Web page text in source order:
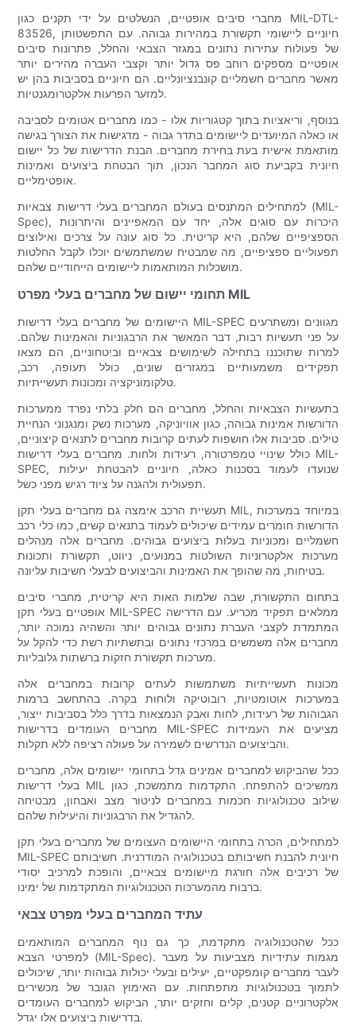
מחברי סיבים אופטיים, הנשלטים על ידי תקנים כגון MIL-DTL-
83526, חיוניים ליישומי תקשורת במהירות גבוהה. עם התפשטותן
של פעולות עתירות נתונים במגזר הצבאי והחלל, פתרונות סיבים
אופטיים מספקים רוחב פס גדול יותר וקצבי העברה מהירים יותר
מאשר מחברים חשמליים קונבנציונליים. הם חיוניים בסביבות בהן יש
למזער הפרעות אלקטרומגנטיות.
בנוסף, וריאציות בתוך קטגוריות אלו - כמו מחברים אטומים לסביבה
או כאלה המיועדים ליישומים בתדר גבוה - מדגישות את הצורך בגישה
מותאמת אישית בעת בחירת מחברים. הבנת הדרישות של כל יישום
חיונית בקביעת סוג המחבר הנכון, תוך הבטחת ביצועים ואמינות
אופטימליים.
למתחילים המתנסים בעולם המחברים בעלי דרישות צבאיות (MIL-
Spec), היכרות עם סוגים אלה, יחד עם המאפיינים והיתרונות
הספציפיים שלהם, היא קריטית. כל סוג עונה על צרכים ואילוצים
תפעוליים ספציפיים, מה שמבטיח שמשתמשים יוכלו לקבל החלטות
מושכלות המותאמות ליישומים הייחודיים שלהם.
תחומי יישום של מחברים בעלי מפרט MIL
היישומים של מחברים בעלי דרישות MIL-SPEC מגוונים ומשתרעים
על פני תעשיות רבות, דבר המאשר את הרבגוניות והאמינות שלהם.
למרות שתוכננו בתחילה לשימושים צבאיים וביטחוניים, הם מצאו
תפקידים משמעותיים במגזרים שונים, כולל תעופה, רכב,
טלקומוניקציה ומכונות תעשייתיות.
בתעשיות הצבאיות והחלל, מחברים הם חלק בלתי נפרד ממערכות
הדורשות אמינות גבוהה, כגון אוויוניקה, מערכות נשק ומנגנוני הנחיית
טילים. סביבות אלו חושפות לעתים קרובות מחברים לתנאים קיצוניים,
כולל שינויי טמפרטורה, רעידות ולחות. מחברים בעלי דרישות MIL-
SPEC, שנועדו לעמוד בסכנות כאלה, חיוניים להבטחת יעילות
תפעולית ולהגנה על ציוד רגיש מפני כשל.
תעשיית הרכב אימצה גם מחברים בעלי תקן MIL, במיוחד במערכות
הדורשות חומרים עמידים שיכולים לעמוד בתנאים קשים, כמו כלי רכב
חשמליים ומכוניות בעלות ביצועים גבוהים. מחברים אלה מנהלים
מערכות אלקטרוניות השולטות במנועים, ניווט, תקשורת ותכונות
בטיחות, מה שהופך את האמינות והביצועים לבעלי חשיבות עליונה.
בתחום התקשורת, שבה שלמות האות היא קריטית, מחברי סיבים
אופטיים בעלי תקן MIL-SPEC ממלאים תפקיד מכריע. עם הדרישה
המתמדת לקצבי העברת נתונים גבוהים יותר והשהיה נמוכה יותר,
מחברים אלה משמשים במרכזי נתונים ובתשתיות רשת כדי להקל על
מערכות תקשורת חזקות ברשתות גלובליות.
מכונות תעשייתיות משתמשות לעתים קרובות במחברים אלה
במערכות אוטומטיות, רובוטיקה ולוחות בקרה. בהתחשב ברמות
הגבוהות של רעידות, לחות ואבק הנמצאות בדרך כלל בסביבות ייצור,
מחברים העומדים בדרישות MIL-SPEC מציעים את העמידות
והביצועים הנדרשים לשמירה על פעולה רציפה ללא תקלות.
ככל שהביקוש למחברים אמינים גדל בתחומי יישומים אלה, מחברים
בעלי דרישות MIL ממשיכים להתפתח. התקדמות מתמשכת, כגון
שילוב טכנולוגיות חכמות במחברים לניטור מצב ואבחון, מבטיחה
להגדיל את הרבגוניות והיעילות שלהם.
למתחילים, הכרה בתחומי היישומים העצומים של מחברים בעלי תקן
MIL-SPEC חיונית להבנת חשיבותם בטכנולוגיה המודרנית. חשיבותם
של רכיבים אלה חורגת מיישומים צבאיים, והופכת למרכיב יסודי
ברבות מהמערכות הטכנולוגיות המתקדמות של ימינו.
עתיד המחברים בעלי מפרט צבאי
ככל שהטכנולוגיה מתקדמת, כך גם נוף המחברים המותאמים
למפרטי הצבא (MIL-Spec). מגמות עתידיות מצביעות על מעבר
לעבר מחברים קומפקטיים, יעילים ובעלי יכולות גבוהות יותר, שיכולים
לתמוך בטכנולוגיות מתפתחות. עם האימוץ הגובר של מכשירים
אלקטרוניים קטנים, קלים וחזקים יותר, הביקוש למחברים העומדים
בדרישות ביצועים אלו יגדל.